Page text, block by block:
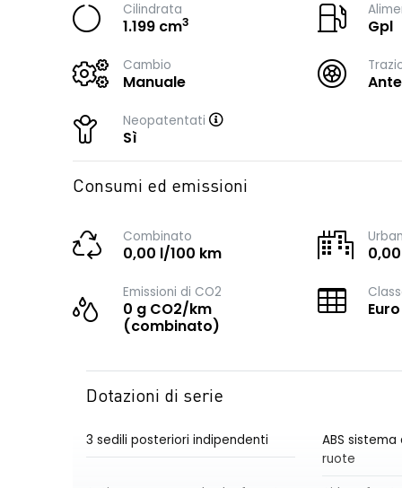
Cilindrata
1.199 cm3 Gpl
Cambio
Manuale
Neopatentati
Sì
Consumi ed emissioni
Combinato
0,00 l/100 km
Emissioni di CO2
0 g CO2/km
(combinato)
Dotazioni di serie
3 sedili posteriori indipendenti
ABS
ruote